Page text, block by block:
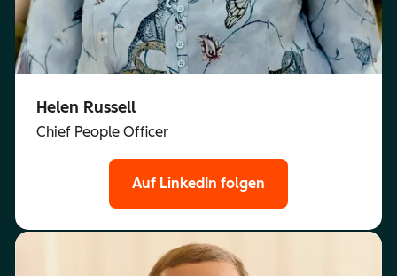
Helen Russell
Chief People Officer
Auf LinkedIn folgen